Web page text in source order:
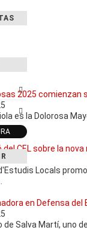
2025
es la Dolorosa
del CEL sobre la
Locals
en Defensa
de Salva Martí, uno